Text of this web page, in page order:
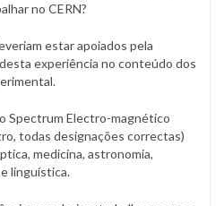
no CERN?
estar apoiados pela
experiência no conteúdo dos
Spectrum Electro-magnético
todas designações correctas)
medicina, astronomia,
linguística.